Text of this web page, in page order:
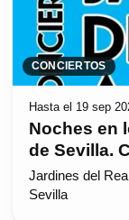
CONCIERTOS
Hasta el 19 sep
Noches en
de Sevilla.
Jardines del
Sevilla